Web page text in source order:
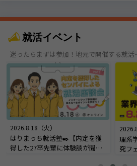
就活イベント
迷ったらまずは参加！地元で開催する就活
2026.8.18（火）
はりまっち就活塾✒️【内定を獲
得した27卒先輩に体験談が聞け
理系
究フ